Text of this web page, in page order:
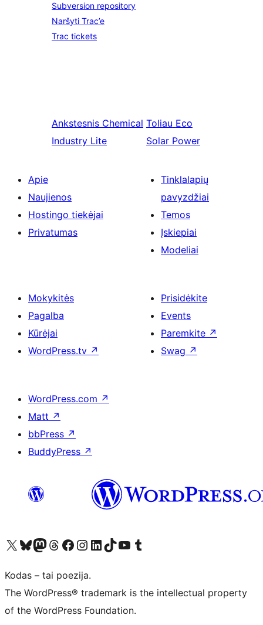
Subversion repository
Naršyti Trac’e
Trac tickets
Ankstesnis Chemical
Industry Lite
Toliau Eco
Solar Power
Apie
Naujienos
Hostingo tiekėjai
Privatumas
Tinklalapių
pavyzdžiai
Temos
Įskiepiai
Modeliai
Mokykitės
Pagalba
Kūrėjai
WordPress.tv ↗
Prisidėkite
Events
Paremkite ↗
Swag ↗
WordPress.com ↗
Matt ↗
bbPress ↗
BuddyPress ↗
Visit our X (formerly Twitter) account
Apsilankykite mūsų Bluesky paskyroje
Visit our Mastodon account
Apsilankykite mūsų Threads paskyroje
Visit our Facebook page
Visit our Instagram account
Visit our LinkedIn account
Apsilankykite mūsų TikTok paskyroje
Visit our YouTube channel
Apsilankykite mūsų Tumblr paskyroje
Kodas – tai poezija.
The WordPress® trademark is the intellectual property
of the WordPress Foundation.